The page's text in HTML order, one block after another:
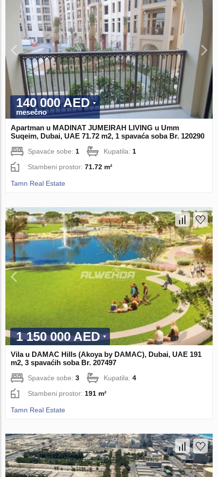
140 000 AED
mesečno
Apartman u MADINAT JUMEIRAH LIVING u Umm
Suqeim, Dubai, UAE 71.72 m2, 1 spavaća soba Br. 120290
Spavaće sobe: 1 Kupatila: 1
Stambeni prostor:71.72 m²
Tamn Real Estate
1 150 000 AED
Vila u DAMAC Hills (Akoya by DAMAC), Dubai, UAE 191
m2, 3 spavaćih soba Br. 207497
Spavaće sobe:3 Kupatila:4
Stambeni prostor: 191 m²
Tamn Real Estate